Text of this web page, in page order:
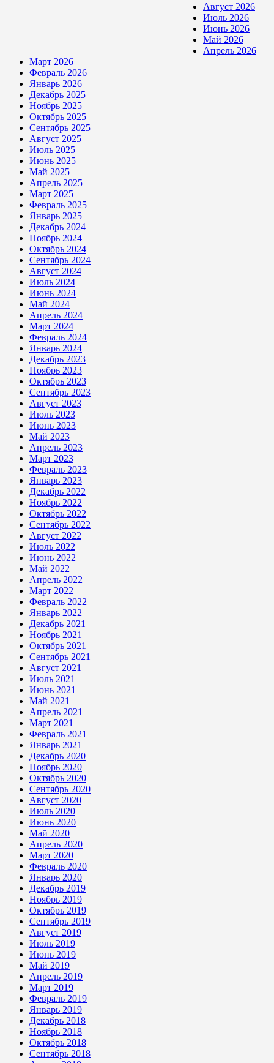
Август 2026
Июль 2026
Июнь 2026
Май 2026
Апрель 2026
Март 2026
Февраль 2026
Январь 2026
Декабрь 2025
Ноябрь 2025
Октябрь 2025
Сентябрь 2025
Август 2025
Июль 2025
Июнь 2025
Май 2025
Апрель 2025
Март 2025
Февраль 2025
Январь 2025
Декабрь 2024
Ноябрь 2024
Октябрь 2024
Сентябрь 2024
Август 2024
Июль 2024
Июнь 2024
Май 2024
Апрель 2024
Март 2024
Февраль 2024
Январь 2024
Декабрь 2023
Ноябрь 2023
Октябрь 2023
Сентябрь 2023
Август 2023
Июль 2023
Июнь 2023
Май 2023
Апрель 2023
Март 2023
Февраль 2023
Январь 2023
Декабрь 2022
Ноябрь 2022
Октябрь 2022
Сентябрь 2022
Август 2022
Июль 2022
Июнь 2022
Май 2022
Апрель 2022
Март 2022
Февраль 2022
Январь 2022
Декабрь 2021
Ноябрь 2021
Октябрь 2021
Сентябрь 2021
Август 2021
Июль 2021
Июнь 2021
Май 2021
Апрель 2021
Март 2021
Февраль 2021
Январь 2021
Декабрь 2020
Ноябрь 2020
Октябрь 2020
Сентябрь 2020
Август 2020
Июль 2020
Июнь 2020
Май 2020
Апрель 2020
Март 2020
Февраль 2020
Январь 2020
Декабрь 2019
Ноябрь 2019
Октябрь 2019
Сентябрь 2019
Август 2019
Июль 2019
Июнь 2019
Май 2019
Апрель 2019
Март 2019
Февраль 2019
Январь 2019
Декабрь 2018
Ноябрь 2018
Октябрь 2018
Сентябрь 2018